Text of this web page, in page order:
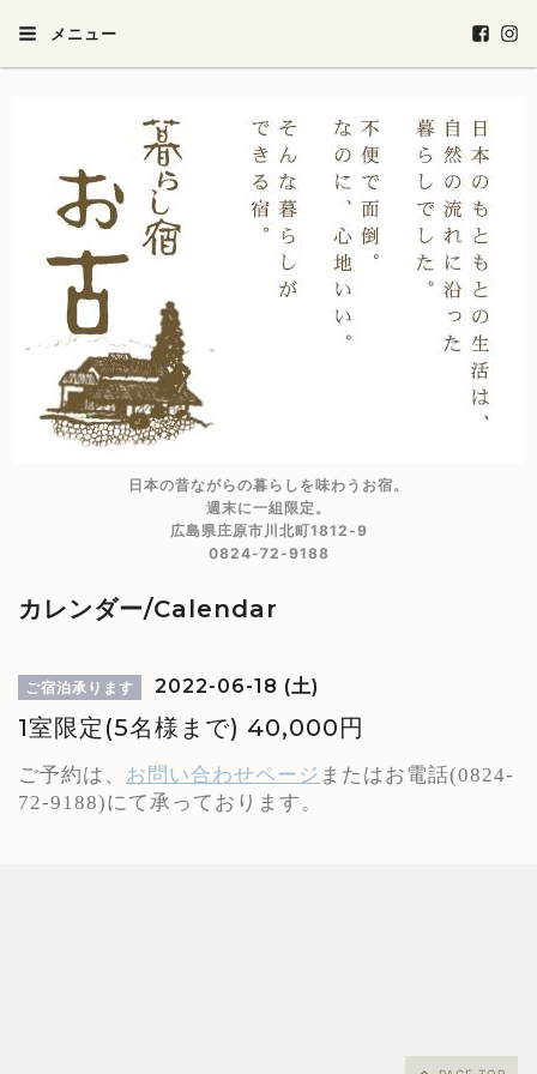
メニュー
日本の昔ながらの暮らしを味わうお宿。
週末に一組限定。
広島県庄原市川北町1812-9
0824-72-9188
カレンダー/Calendar
ご宿泊承ります 2022-06-18 (土)
1室限定(5名様まで) 40,000円
ご予約は、 お問い合わせページ またはお電話(0824-
72-9188)にて承っております。